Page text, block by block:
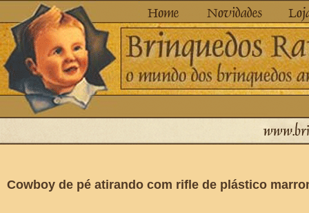
Cowboy de pé atirando com rifle de plástico